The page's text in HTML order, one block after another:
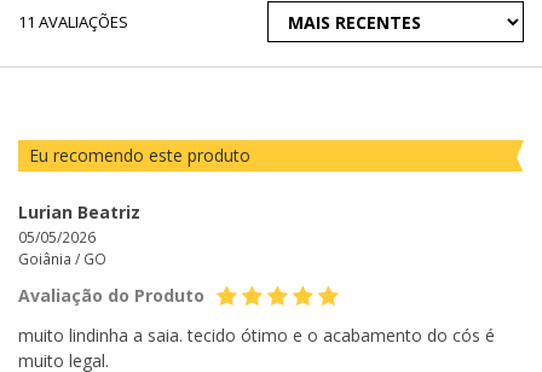
11 AVALIAÇÕES
ORDENAR
AVALIAÇÕES
Eu recomendo este produto
Lurian Beatriz
05/05/2026
Goiânia / GO
Avaliação do Produto
muito lindinha a saia. tecido ótimo e o acabamento do cós é
muito legal.